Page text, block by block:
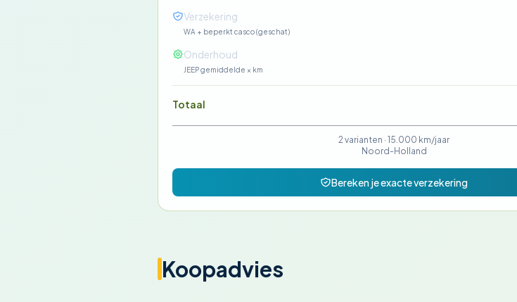
Verzekering
WA + beperkt casco (geschat)
Onderhoud
JEEP gemiddelde × km
Totaal
2 varianten · 15.000 km/jaar
Noord-Holland
Bereken je exacte verzekering
Koopadvies